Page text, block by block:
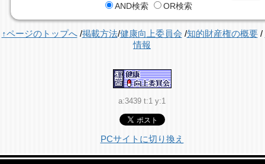
AND検索 OR検索
↑ページのトップへ/掲載方法/健康向上委員会 /知的財産権の概要/
情報
a:3439 t:1 y:1
PCサイトに切り換え